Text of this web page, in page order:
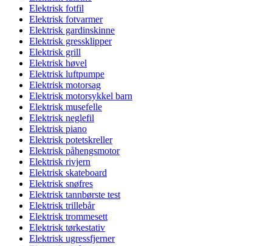
Elektrisk fotfil
Elektrisk fotvarmer
Elektrisk gardinskinne
Elektrisk gressklipper
Elektrisk grill
Elektrisk høvel
Elektrisk luftpumpe
Elektrisk motorsag
Elektrisk motorsykkel barn
Elektrisk musefelle
Elektrisk neglefil
Elektrisk piano
Elektrisk potetskreller
Elektrisk påhengsmotor
Elektrisk rivjern
Elektrisk skateboard
Elektrisk snøfres
Elektrisk tannbørste test
Elektrisk trillebår
Elektrisk trommesett
Elektrisk tørkestativ
Elektrisk ugressfjerner